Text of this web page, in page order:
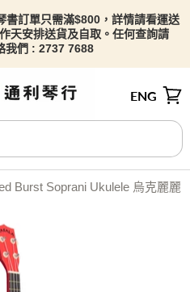
書訂單只需滿$800，詳情請看運送
天安排送貨及自取。任何查詢請
我們 : 2737 7688
ENG
Burst Soprani Ukulele 烏克麗麗